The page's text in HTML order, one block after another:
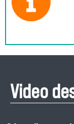
Video